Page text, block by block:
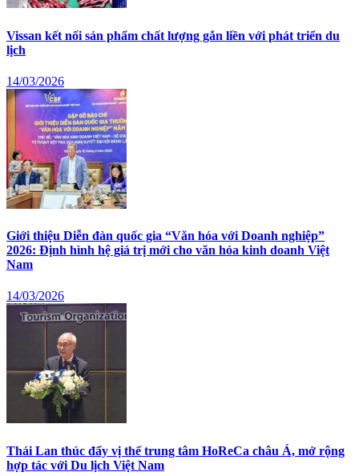
Vissan kết nối sản phẩm chất lượng gắn liền với phát triển du
lịch
14/03/2026
Giới thiệu Diễn đàn quốc gia “Văn hóa với Doanh nghiệp”
2026: Định hình hệ giá trị mới cho văn hóa kinh doanh Việt
Nam
14/03/2026
Thái Lan thúc đẩy vị thế trung tâm HoReCa châu Á, mở rộng
hợp tác với Du lịch Việt Nam